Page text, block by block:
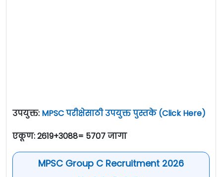
उपयुक्त: MPSC परीक्षेसाठी उपयुक्त पुस्तके (Click Here)
एकूण: 2619+3088= 5707 जागा
MPSC Group C Recruitment 2026